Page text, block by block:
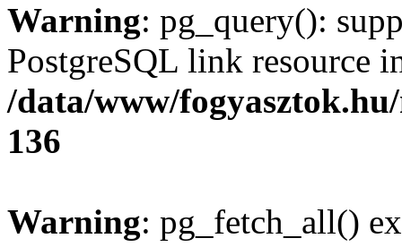
Warning: pg_query():
PostgreSQL link resource
/data/www/
136
Warning: pg_fetch_all()